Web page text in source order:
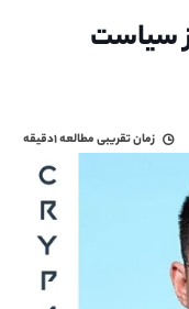
سیاست
زمان تقریبی مطالعه۱دقیقه